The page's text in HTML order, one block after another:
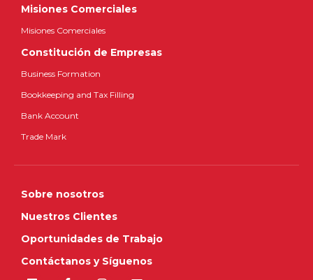
Misiones Comerciales
Misiones Comerciales
Constitución de Empresas
Business Formation
Bookkeeping and Tax Filling
Bank Account
Trade Mark
Sobre nosotros
Nuestros Clientes
Oportunidades de Trabajo
Contáctanos y Síguenos